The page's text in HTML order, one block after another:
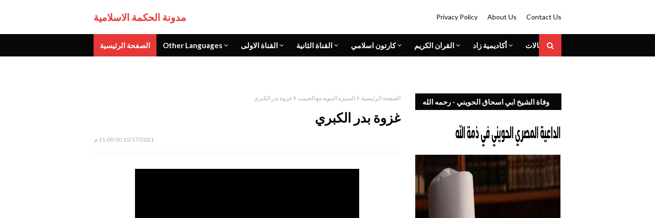
مدونة الحكمة الاسلامية Privacy Policy About Us Contact Us
الصفحة الرئيسية Other Languages القناة الاولى القناة الثانية كارتون اسلامي القران الكريم أكاديمية زاد المقالات
الصفحة الرئيسية السيره النبويه مع الحبيب غزوة بدر الكبري
غزوة بدر الكبري
10/17/2021 11:00:00 م
وفاة الشيخ ابي اسحاق الحويني - رحمه الله